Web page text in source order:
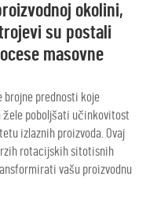
okolini,
su postali
masovne
brojne prednosti koje
žele poboljšati učinkovitost
izlaznih proizvoda. Ovaj
rotacijskih sitotisnih
vašu proizvodnu